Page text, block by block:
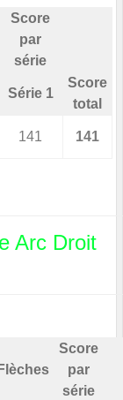
Score
par
série
Série 1
Score
total
141 141
Arc Droit
Flèches
Score
par
série